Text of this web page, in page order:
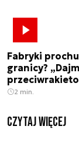
Fabryki
granicy?
2 min.
czytaj więcej